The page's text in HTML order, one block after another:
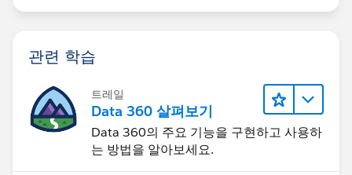
관련 학습
트레일
Data 360 살펴보기
Data 360의 주요 기능을 구현하고 사용하
는 방법을 알아보세요.